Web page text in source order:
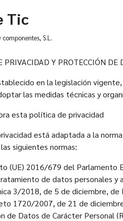
S.L.
PRIVACIDAD Y PROTECCIÓN DE
en la legislación
las medidas técnicas y
esta política de privacidad
está adaptada a la
siguientes normas:
(UE) 2016/679 del Parlamento
de datos personales y
3/2018, de 5 de diciembre,
1720/2007, de 21 de
de Datos de Carácter Personal